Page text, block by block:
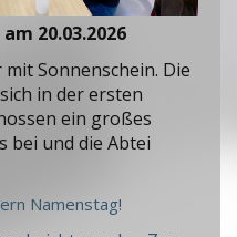
20.03.2026
Sonnenschein. Die
in der ersten
ein großes
bei und die Abtei
Namenstag!